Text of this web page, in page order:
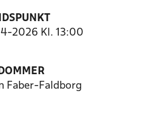
2026 Kl. 13:00
DOMMER
Faber-Faldborg